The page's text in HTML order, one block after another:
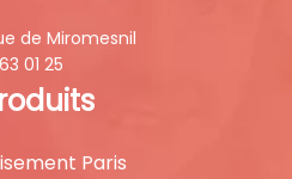
de Miromesnil
01 25
Paris